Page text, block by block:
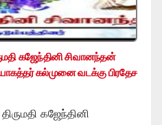
கஜேந்தினி சிவானந்தன்
கல்முனை வடக்கு பிரதேச
கஜேந்தினி